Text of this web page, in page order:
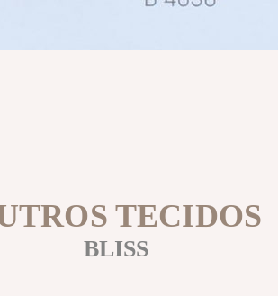
TECIDOS
BLISS